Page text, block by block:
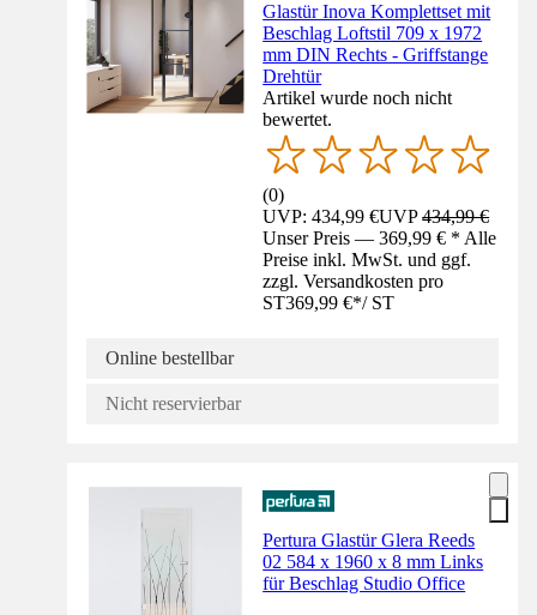
Glastür Inova Komplettset mit
Beschlag Loftstil 709 x 1972
mm DIN Rechts - Griffstange
Drehtür
Artikel wurde noch nicht
bewertet.
(0)
UVP: 434,99 €UVP434,99 €
Unser Preis — 369,99 € * Alle
Preise inkl. MwSt. und ggf.
zzgl. Versandkosten pro
ST369,99 €*/ ST
Online bestellbar
Nicht reservierbar
Pertura Glastür Glera Reeds
02 584 x 1960 x 8 mm Links
für Beschlag Studio Office